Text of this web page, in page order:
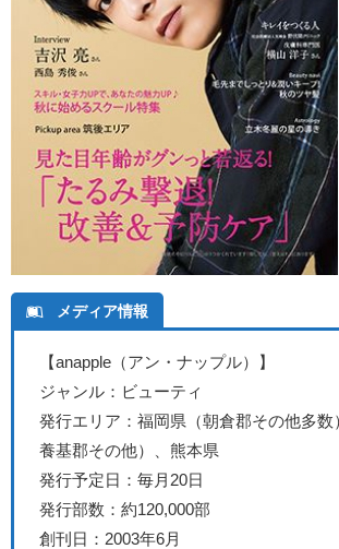
メディア情報
【anapple（アン・ナップル）
】
ジャンル：ビューティ
発行エリア：福岡県（朝倉郡その他多数
養基郡その他）、熊本県
発行予定日：毎月20日
発行部数：約120,000部
創刊日：2003年6月